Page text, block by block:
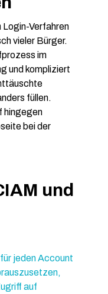
Login-Verfahren
vieler Bürger.
im
und kompliziert
füllen.
hingegen
bei der
und
jeden Account
auf